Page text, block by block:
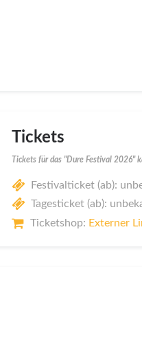
Tickets
Tickets für das "Dure Festival 2026"
Festivalticket (ab):
Tagesticket (ab):
Ticketshop: Externer